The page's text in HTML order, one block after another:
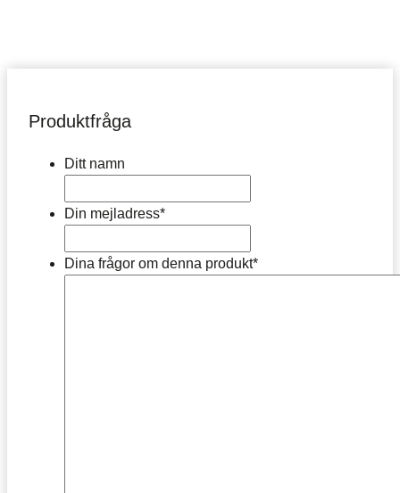
Produktfråga
Ditt namn
Din mejladress*
Dina frågor om denna produkt*